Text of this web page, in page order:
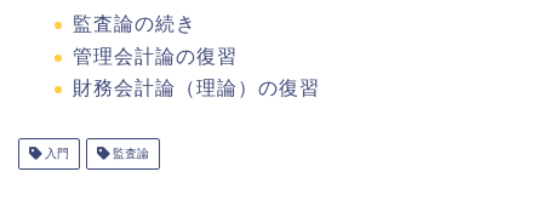
監査論の続き
管理会計論の復習
財務会計論（理論）の復習
入門 監査論